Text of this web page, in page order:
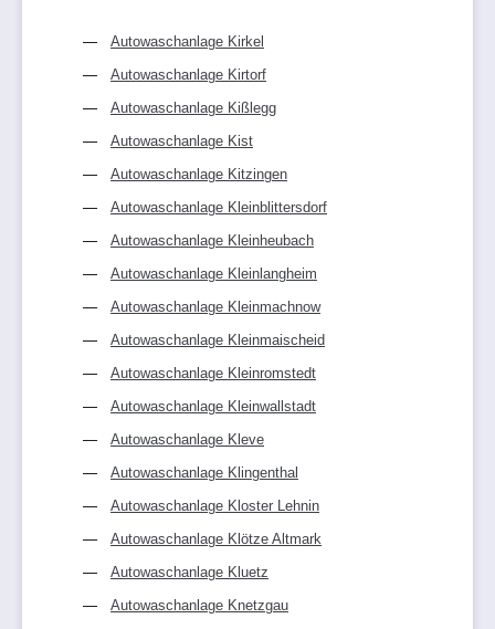
Autowaschanlage Kirkel
Autowaschanlage Kirtorf
Autowaschanlage Kißlegg
Autowaschanlage Kist
Autowaschanlage Kitzingen
Autowaschanlage Kleinblittersdorf
Autowaschanlage Kleinheubach
Autowaschanlage Kleinlangheim
Autowaschanlage Kleinmachnow
Autowaschanlage Kleinmaischeid
Autowaschanlage Kleinromstedt
Autowaschanlage Kleinwallstadt
Autowaschanlage Kleve
Autowaschanlage Klingenthal
Autowaschanlage Kloster Lehnin
Autowaschanlage Klötze Altmark
Autowaschanlage Kluetz
Autowaschanlage Knetzgau